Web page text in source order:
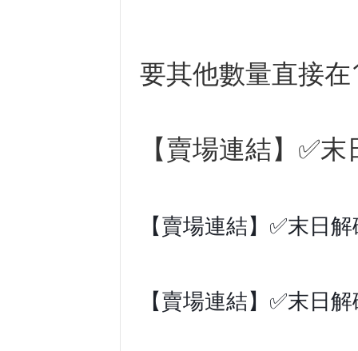
要其他數量直接
【賣場連結】 ✅末
【賣場連結】✅末日
【賣場連結】✅末日